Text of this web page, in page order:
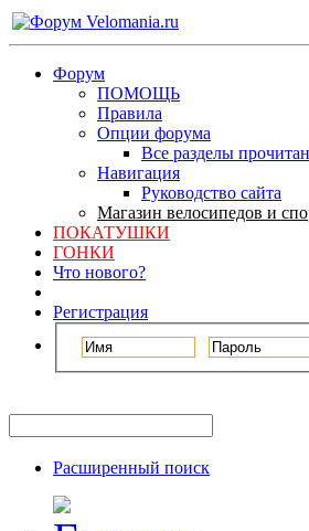
Форум
ПОМОЩЬ
Правила
Опции форума
Все разделы
Навигация
Руководство сайта
Магазин велосипедов и
ПОКАТУШКИ
ГОНКИ
Что нового?
Регистрация
Расширенный поиск